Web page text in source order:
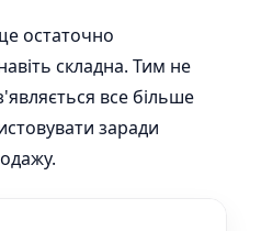
остаточно
складна. Тим не
все більше
заради